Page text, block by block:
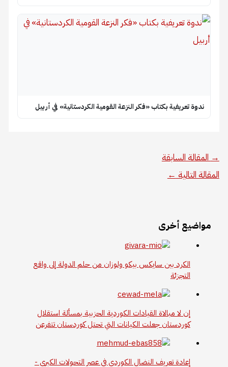
ندوة تعريفية بكتاب «فكر النزعة القومية الكردستانية» في أربيل
→ المقالة السابقة
المقالة التالية ←
مواضيع أخرى
الكرد بين سايكس بيكو ولوزان من حلم الدولة إلى واقع
التجزئة
إن لا مبالاة القيادات الكوردية الحزبية بمسألة استقلال
كوردستان جعلت الكيانات التي تحتل كوردستان تتفرعن
إعادة تعريف النضال الكوردي في عصر التحولات الكبرى -